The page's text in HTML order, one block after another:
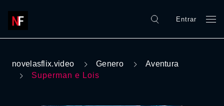
Entrar
novelasflix.video Genero
Aventura
Superman e Lois